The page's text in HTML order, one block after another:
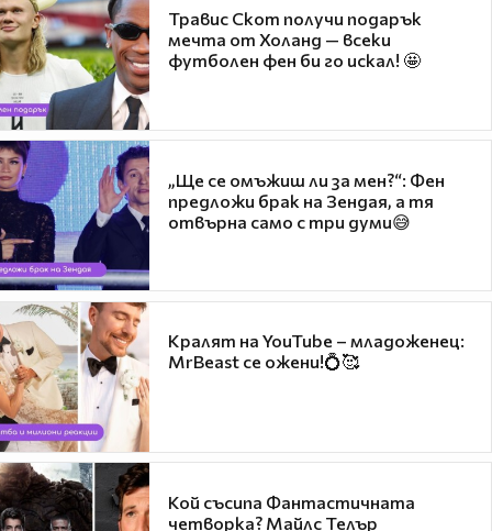
Травис Скот получи подарък
мечта от Холанд — всеки
футболен фен би го искал! 🤩
„Ще се омъжиш ли за мен?“: Фен
предложи брак на Зендая, а тя
отвърна само с три думи😅
Кралят на YouTube – младоженец:
MrBeast се ожени!💍🥰
Кой съсипа Фантастичната
четворка? Майлс Телър